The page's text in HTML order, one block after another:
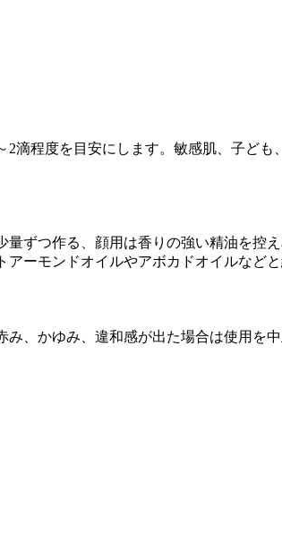
滴程度を目安にします。敏感肌、子ど
ずつ作る、顔用は香りの強い精油を控
ーモンドオイルやアボカドオイルなどと
、かゆみ、違和感が出た場合は使用を